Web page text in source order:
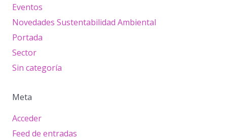
Eventos
Novedades Sustentabilidad Ambiental
Portada
Sector
Sin categoría
Meta
Acceder
Feed de entradas